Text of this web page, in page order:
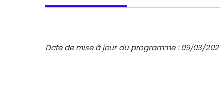
Date de mise à jour du programme : 09/03/